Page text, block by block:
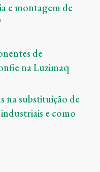
e montagem de
de
na Luzimaq
na substituição de
e como